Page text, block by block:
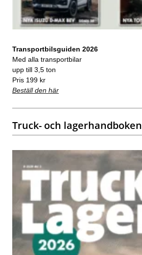
Transportbilsguiden 2026
Med alla transportbilar
upp till 3,5 ton
Pris 199 kr
Beställ den här
Truck- och lagerhandboken